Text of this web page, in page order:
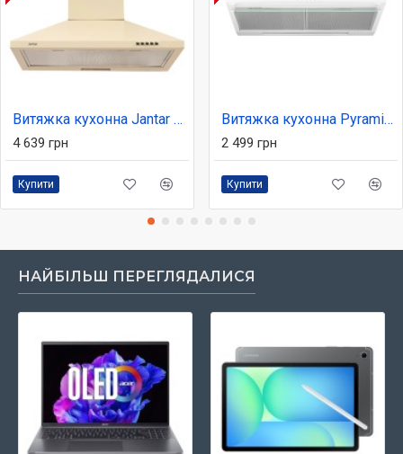
Витяжка кухонна Jantar KBT 1000 LED 50 BG
4 639 грн
Купити
Витяжка кухонна Pyramida MX 50 (450) B WH
2 499 грн
Купити
НАЙБІЛЬШ ПЕРЕГЛЯДАЛИСЯ